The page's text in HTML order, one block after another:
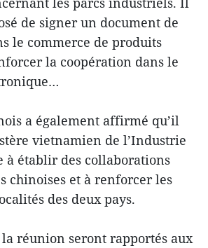
de signer un document de
le commerce de produits
la coopération dans le
a également affirmé qu’il
vietnamien de l’Industrie
à établir des collaborations
chinoises et à renforcer les
des deux pays.
réunion seront rapportés aux